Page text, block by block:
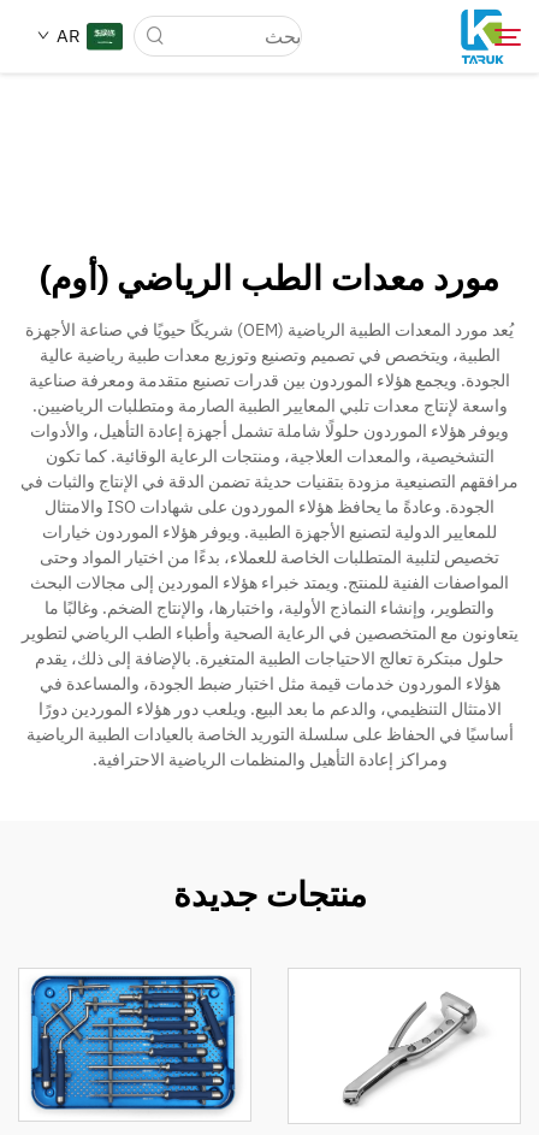
AR
القدرات
أخبار وأحداث
معلومات عنا
مدونة
اتصل
مورد معدات الطب الرياضي (أوم)
يُعد مورد المعدات الطبية الرياضية (OEM) شريكًا حيويًا في صناعة الأجهزة
الطبية، ويتخصص في تصميم وتصنيع وتوزيع معدات طبية رياضية عالية
الجودة. ويجمع هؤلاء الموردون بين قدرات تصنيع متقدمة ومعرفة صناعية
واسعة لإنتاج معدات تلبي المعايير الطبية الصارمة ومتطلبات الرياضيين.
ويوفر هؤلاء الموردون حلولًا شاملة تشمل أجهزة إعادة التأهيل، والأدوات
التشخيصية، والمعدات العلاجية، ومنتجات الرعاية الوقائية. كما تكون
مرافقهم التصنيعية مزودة بتقنيات حديثة تضمن الدقة في الإنتاج والثبات في
الجودة. وعادةً ما يحافظ هؤلاء الموردون على شهادات ISO والامتثال
للمعايير الدولية لتصنيع الأجهزة الطبية. ويوفر هؤلاء الموردون خيارات
تخصيص لتلبية المتطلبات الخاصة للعملاء، بدءًا من اختيار المواد وحتى
المواصفات الفنية للمنتج. ويمتد خبراء هؤلاء الموردين إلى مجالات البحث
والتطوير، وإنشاء النماذج الأولية، واختبارها، والإنتاج الضخم. وغالبًا ما
يتعاونون مع المتخصصين في الرعاية الصحية وأطباء الطب الرياضي لتطوير
حلول مبتكرة تعالج الاحتياجات الطبية المتغيرة. بالإضافة إلى ذلك، يقدم
هؤلاء الموردون خدمات قيمة مثل اختبار ضبط الجودة، والمساعدة في
الامتثال التنظيمي، والدعم ما بعد البيع. ويلعب دور هؤلاء الموردين دورًا
أساسيًا في الحفاظ على سلسلة التوريد الخاصة بالعيادات الطبية الرياضية
ومراكز إعادة التأهيل والمنظمات الرياضية الاحترافية.
منتجات جديدة